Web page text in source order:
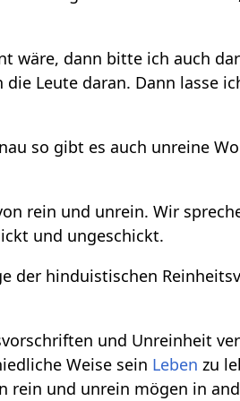
wäre, dann bitte ich auch
Leute daran. Dann lasse
so gibt es auch unreine
rein und unrein. Wir
und ungeschickt.
der hinduistischen
und Unreinheit
Weise sein Leben zu
rein und unrein mögen in